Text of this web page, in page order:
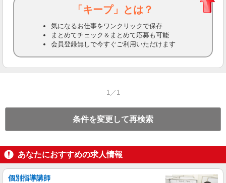
「キープ」とは？
気になるお仕事をワンクリックで保存
まとめてチェック＆まとめて応募も可能
会員登録無しで今すぐご利用いただけます
1／1
条件を変更して再検索
あなたにおすすめの求人情報
個別指導講師